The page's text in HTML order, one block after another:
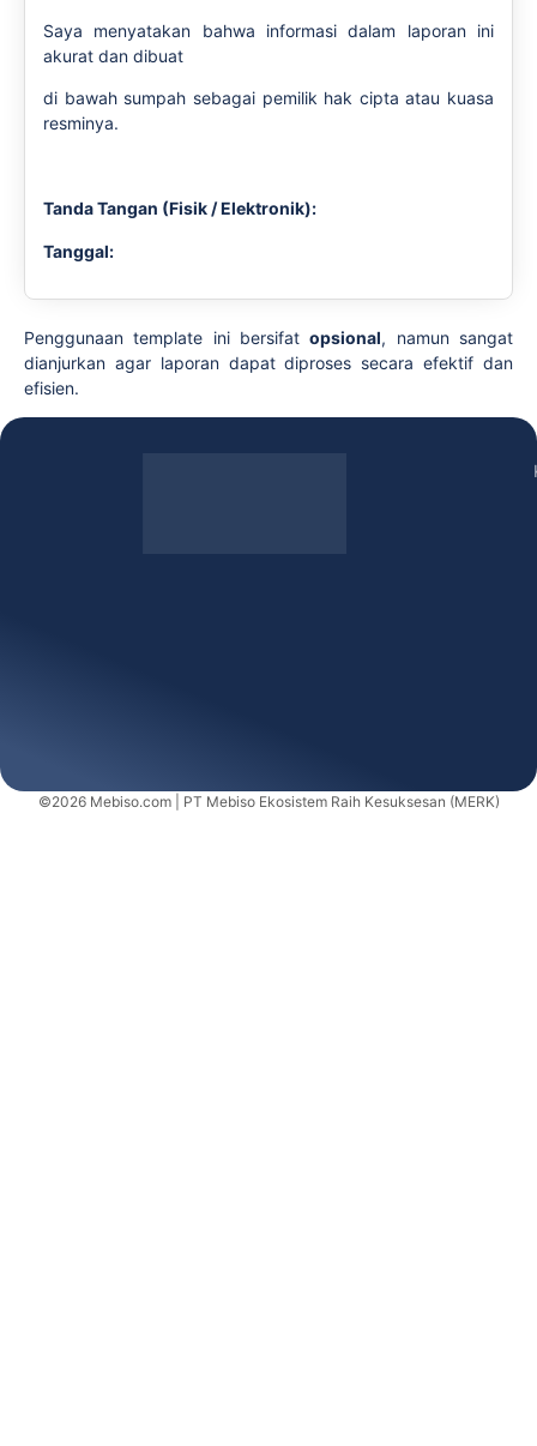
Saya menyatakan bahwa informasi dalam laporan ini
akurat dan dibuat
di bawah sumpah sebagai pemilik hak cipta atau kuasa
resminya.
Tanda Tangan (Fisik / Elektronik):
Tanggal:
Penggunaan template ini bersifatopsional, namun sangat
dianjurkan agar laporan dapat diproses secara efektif dan
efisien.
©2026 Mebiso.com | PT Mebiso Ekosistem Raih Kesuksesan (MERK)